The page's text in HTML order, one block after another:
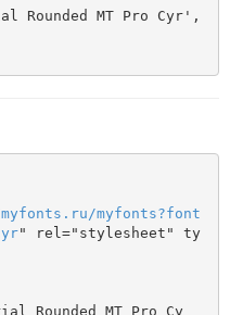
myfonts . ru /myfonts?font
" rel="stylesheet" ty
Rounded MT Pro Cy